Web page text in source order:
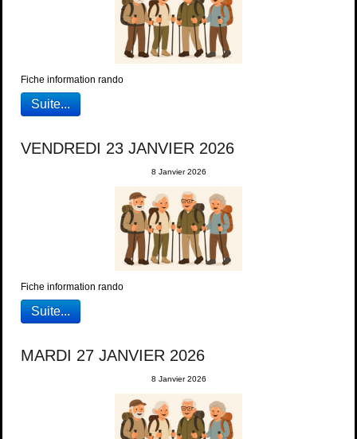
Fiche information rando
Suite...
VENDREDI 23 JANVIER 2026
8 Janvier 2026
Fiche information rando
Suite...
MARDI 27 JANVIER 2026
8 Janvier 2026